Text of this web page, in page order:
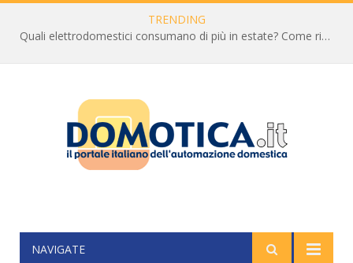
TRENDING
Quali elettrodomestici consumano di più in estate? Come ridurre la bolletta
NAVIGATE